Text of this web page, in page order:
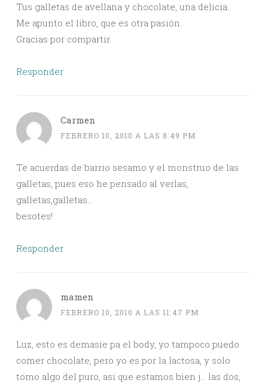
Tus galletas de avellana y chocolate, una delicia.
Me apunto el libro, que es otra pasión.
Gracias por compartir.
Responder
Carmen
FEBRERO 10, 2010 A LAS 8:49 PM
Te acuerdas de barrio sesamo y el monstruo de las
galletas, pues eso he pensado al verlas,
galletas,galletas…
besotes!
Responder
mamen
FEBRERO 10, 2010 A LAS 11:47 PM
Luz, esto es demasie pa el body, yo tampoco puedo
comer chocolate, pero yo es por la lactosa, y solo
tomo algo del puro, asi que estamos bien j… las dos,